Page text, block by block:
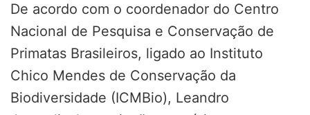
De acordo com o coordenador do Centro
Nacional de Pesquisa e Conservação de
Primatas Brasileiros, ligado ao Instituto
Chico Mendes de Conservação da
Biodiversidade (ICMBio), Leandro